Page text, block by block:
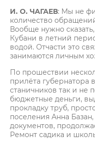
И. О. ЧАГАЕВ: Мы не
количество
Вообще нужно
Кубани в летний
водой. Отчасти это
занимаются личным
По прошествии
прилёта губернатора
станичников так и не
бюджетные деньги,
прокладку труб,
поселения Анна
документов,
Ремонт садика и